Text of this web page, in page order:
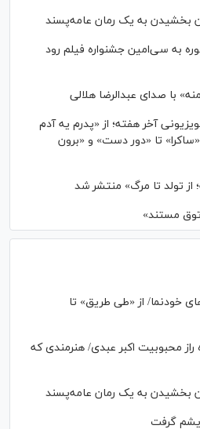
بخشیدن به یک رمان عامه‌پسند
به سی‌امین جشنواره فیلم رود
با صدای عبدالرضا هلالی
آخر هفته؛ از «پدرم یه آدم
تا «دور دست» و «برون
از تولد تا مرگ» منتشر شد
خودنما/ از «طی طریق» تا
راز محبوبیت اکبر عبدی/ هنرمندی که
بخشیدن به یک رمان عامه‌پسند